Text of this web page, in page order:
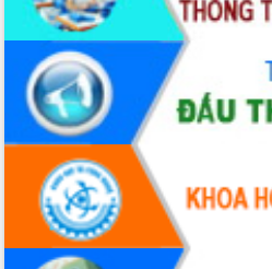
biểu HĐND tỉnh Đắk Lắk, nhiệm kỳ
2026-2031
Phát động hai phong trào thi đua quan
trọng trong kỷ nguyên mới
Hội nghị lần thứ tư Ban Chỉ đạo công
tác bầu cử tỉnh Đắk Lắk
Hội nghị Báo cáo viên Trung ương
tháng 01/2026
Phó Thủ tướng Hồ Quốc Dũng đánh giá
cao kết quả Chiến dịch Quang Trung
tại Đắk Lắk